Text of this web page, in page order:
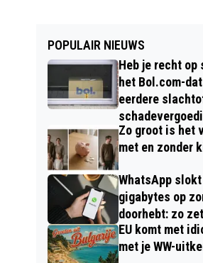
POPULAIR NIEUWS
Heb je recht op
het Bol.com-
eerdere
Zo groot is het
met en zonder
WhatsApp
gigabytes op
doorhebt: zo
EU komt met
met je WW-